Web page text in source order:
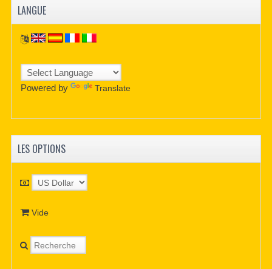
LANGUE
Powered by Translate
LES OPTIONS
Vide